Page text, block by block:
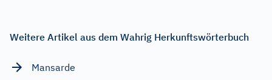
Weitere Artikel aus dem Wahrig Herkunftswörterbuch
Mansarde